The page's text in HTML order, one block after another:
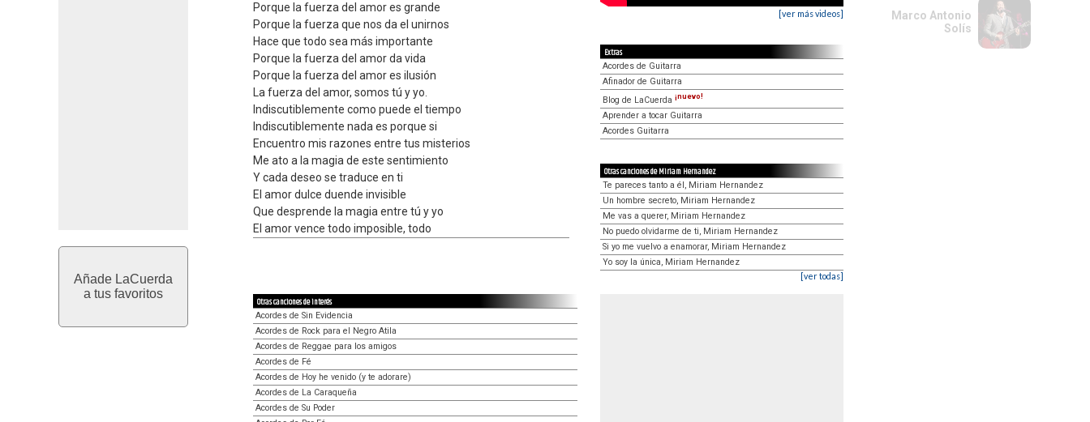
Añade LaCuerda
a tus favoritos
Porque la fuerza del amor es grande
Porque la fuerza que nos da el unirnos
Hace que todo sea más importante
Porque la fuerza del amor da vida
Porque la fuerza del amor es ilusión
La fuerza del amor, somos tú y yo.
Indiscutiblemente como puede el tiempo
Indiscutiblemente nada es porque si
Encuentro mis razones entre tus misterios
Me ato a la magia de este sentimiento
Y cada deseo se traduce en ti
El amor dulce duende invisible
Que desprende la magia entre tú y yo
El amor vence todo imposible, todo
[ver más videos]
Extras
Acordes de Guitarra
Afinador de Guitarra
Blog de LaCuerda ¡nuevo!
Aprender a tocar Guitarra
Acordes Guitarra
Otras canciones de Miriam Hernandez
Te pareces tanto a él, Miriam Hernandez
Un hombre secreto, Miriam Hernandez
Me vas a querer, Miriam Hernandez
No puedo olvidarme de ti, Miriam Hernandez
Si yo me vuelvo a enamorar, Miriam Hernandez
Yo soy la única, Miriam Hernandez
[ver todas]
Otras canciones de interés
Acordes de Sin Evidencia
Acordes de Rock para el Negro Atila
Acordes de Reggae para los amigos
Acordes de Fé
Acordes de Hoy he venido (y te adorare)
Acordes de La Caraqueña
Acordes de Su Poder
Marco Antonio
Solís